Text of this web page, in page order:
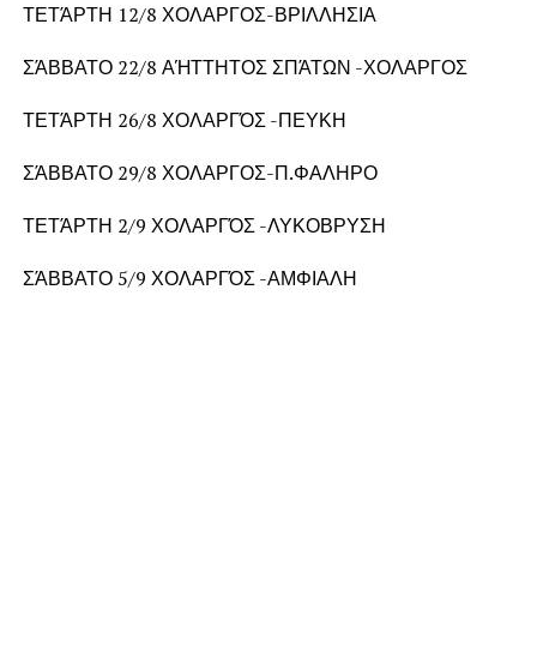
ΤΕΤΆΡΤΗ 12/8 ΧΟΛΑΡΓΟΣ-ΒΡΙΛΛΗΣΙΑ
ΣΆΒΒΑΤΟ 22/8 ΑΉΤΤΗΤΟΣ ΣΠΆΤΩΝ -ΧΟΛΑΡΓΟΣ
ΤΕΤΆΡΤΗ 26/8 ΧΟΛΑΡΓΌΣ -ΠΕΥΚΗ
ΣΆΒΒΑΤΟ 29/8 ΧΟΛΑΡΓΟΣ-Π.ΦΑΛΗΡΟ
ΤΕΤΆΡΤΗ 2/9 ΧΟΛΑΡΓΌΣ -ΛΥΚΟΒΡΥΣΗ
ΣΆΒΒΑΤΟ 5/9 ΧΟΛΑΡΓΌΣ -ΑΜΦΙΑΛΗ